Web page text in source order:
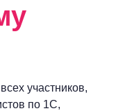
участников,
по 1С,